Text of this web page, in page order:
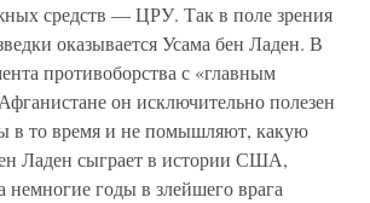
средств — ЦРУ. Так в поле зрения
оказывается Усама бен Ладен. В
противоборства с «главным
он исключительно полезен
то время и не помышляют, какую
Ладен сыграет в истории США,
немногие годы в злейшего врага